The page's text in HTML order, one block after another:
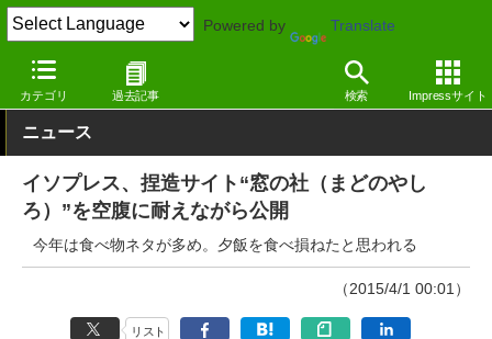
Powered by Translate
カテゴリ 過去記事 検索 Impressサイト
窓の杜 その他の話題
ニュース
イソプレス、捏造サイト“窓の社（まどのやし
ろ）”を空腹に耐えながら公開
今年は食べ物ネタが多め。夕飯を食べ損ねたと思われる
（2015/4/1 00:01）
リスト